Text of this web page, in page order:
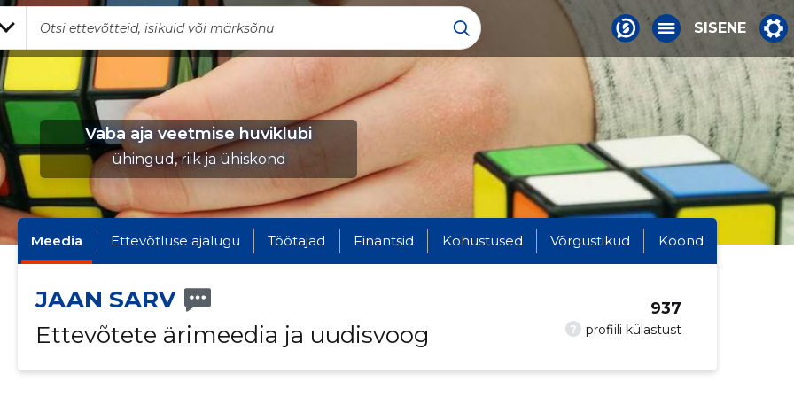
SISENE
Vaba aja veetmise huviklubi
ühingud, riik ja ühiskond
Meedia Ettevõtluse ajalugu Töötajad Finantsid Kohustused Võrgustikud Koond
JAAN SARV
Ettevõtete ärimeedia ja uudisvoog
? profiili külastust
937